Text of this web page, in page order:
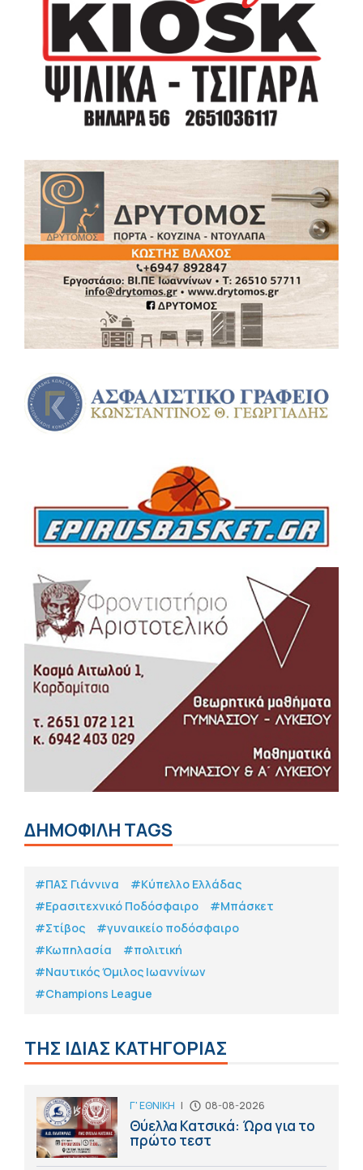
ΔΗΜΟΦΙΛΗ TAGS
#ΠΑΣ Γιάννινα
#Κύπελλο Ελλάδας
#Eρασιτεχνικό Ποδόσφαιρο
#Μπάσκετ
#Στίβος
#γυναικείο ποδόσφαιρο
#Κωπηλασία
#πολιτική
#Ναυτικός Όμιλος Ιωαννίνων
#Champions League
ΤΗΣ ΙΔΙΑΣ ΚΑΤΗΓΟΡΙΑΣ
Γ' ΕΘΝΙΚΗ | 08-08-2026
Θύελλα Κατσικά: Ώρα για το
πρώτο τεστ